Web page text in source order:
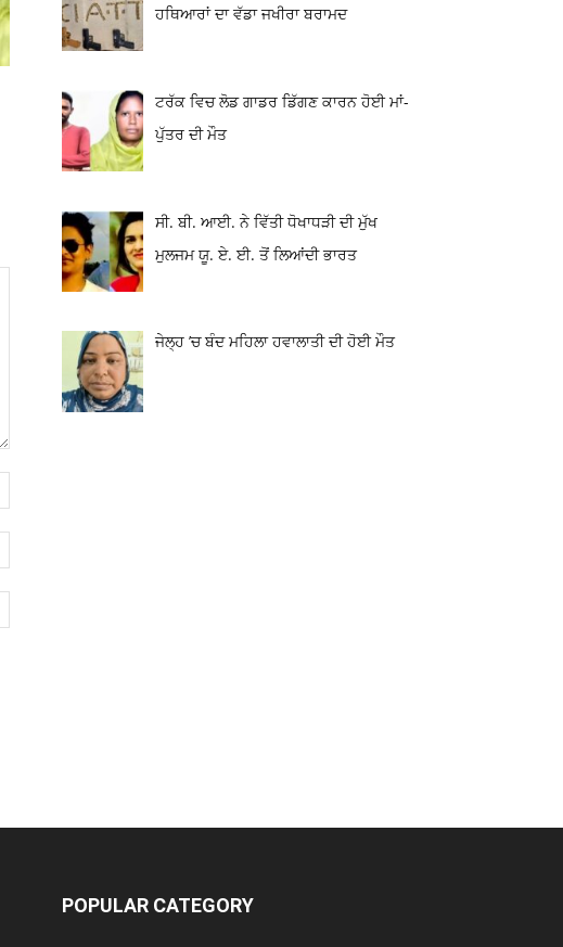
ਹਥਿਆਰਾਂ ਦਾ ਵੱਡਾ ਜਖੀਰਾ ਬਰਾਮਦ
ਟਰੱਕ ਵਿਚ ਲੋਡ ਗਾਡਰ ਡਿੱਗਣ ਕਾਰਨ ਹੋਈ ਮਾਂ-
ਪੁੱਤਰ ਦੀ ਮੌਤ
ਸੀ. ਬੀ. ਆਈ. ਨੇ ਵਿੱਤੀ ਧੋਖਾਧੜੀ ਦੀ ਮੁੱਖ
ਮੁਲਜਮ ਯੂ. ਏ. ਈ. ਤੋਂ ਲਿਆਂਦੀ ਭਾਰਤ
ਜੇਲ੍ਹ ’ਚ ਬੰਦ ਮਹਿਲਾ ਹਵਾਲਾਤੀ ਦੀ ਹੋਈ ਮੌਤ
POPULAR CATEGORY